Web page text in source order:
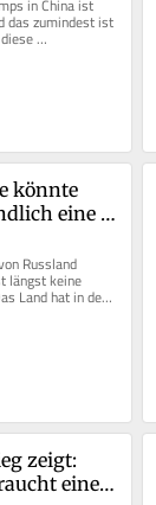
in China ist
das zumindest ist
könnte
eine
Russland
längst keine
Land hat in den
zeigt:
eine